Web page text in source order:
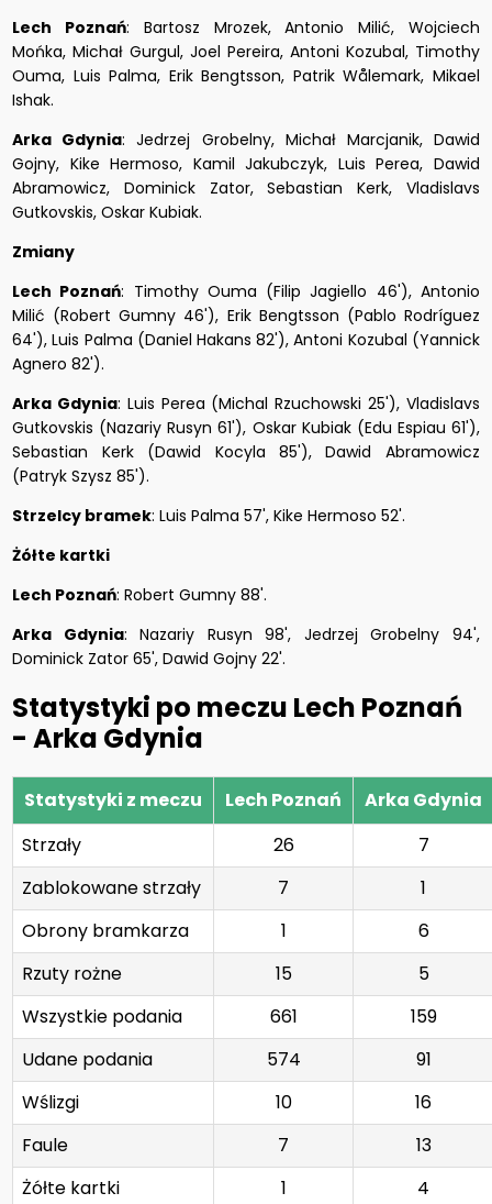
Lech Poznań: Bartosz Mrozek, Antonio Milić, Wojciech
Mońka, Michał Gurgul, Joel Pereira, Antoni Kozubal, Timothy
Ouma, Luis Palma, Erik Bengtsson, Patrik Wålemark, Mikael
Ishak.
Arka Gdynia: Jedrzej Grobelny, Michał Marcjanik, Dawid
Gojny, Kike Hermoso, Kamil Jakubczyk, Luis Perea, Dawid
Abramowicz, Dominick Zator, Sebastian Kerk, Vladislavs
Gutkovskis, Oskar Kubiak.
Zmiany
Lech Poznań: Timothy Ouma (Filip Jagiello 46'), Antonio
Milić (Robert Gumny 46'), Erik Bengtsson (Pablo Rodríguez
64'), Luis Palma (Daniel Hakans 82'), Antoni Kozubal (Yannick
Agnero 82').
Arka Gdynia: Luis Perea (Michal Rzuchowski 25'), Vladislavs
Gutkovskis (Nazariy Rusyn 61'), Oskar Kubiak (Edu Espiau 61'),
Sebastian Kerk (Dawid Kocyla 85'), Dawid Abramowicz
(Patryk Szysz 85').
Strzelcy bramek: Luis Palma 57', Kike Hermoso 52'.
Żółte kartki
Lech Poznań: Robert Gumny 88'.
Arka Gdynia: Nazariy Rusyn 98', Jedrzej Grobelny 94',
Dominick Zator 65', Dawid Gojny 22'.
Statystyki po meczu Lech Poznań
- Arka Gdynia
Statystyki z meczu Lech Poznań
Arka Gdynia
Strzały
26
7
Zablokowane strzały
7
1
Obrony bramkarza
1
6
Rzuty rożne
15
5
Wszystkie podania
661
159
Udane podania
574
91
Wślizgi
10
16
Faule
7
13
Żółte kartki
1 4